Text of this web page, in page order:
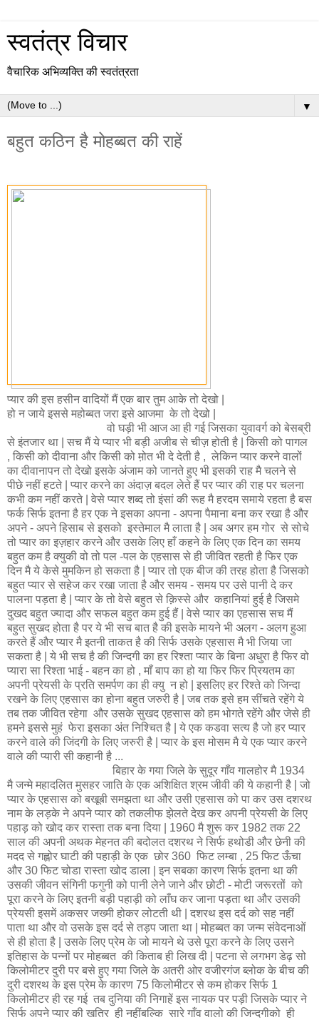
स्वतंत्र विचार
वैचारिक अभिव्यक्ति की स्वतंत्रता
▼
बहुत कठिन है मोहब्बत की राहें
प्यार की इस हसीन वादियों मैं एक बार तुम आके तो देखो |
हो न जाये इससे महोब्बत जरा इसे आजमा के तो देखो |
वो घड़ी भी आज आ ही गई जिसका युवावर्ग को बेसब्री
से इंतजार था | सच मैं ये प्यार भी बड़ी अजीब से चीज़ होती है | किसी को पागल
, किसी को दीवाना और किसी को म़ोत भी दे देती है , लेकिन प्यार करने वालों
का दीवानापन तो देखो इसके अंजाम को जानते हुए भी इसकी राह मै चलने से
पीछे नहीं हटते | प्यार करने का अंदाज़ बदल लेते हैं पर प्यार की राह पर चलना
कभी कम नहीं करते | वेसे प्यार शब्द तो इंसां की रूह मै हरदम समाये रहता है बस
फर्क सिर्फ इतना है हर एक ने इसका अपना - अपना पैमाना बना कर रखा है और
अपने - अपने हिसाब से इसको इस्तेमाल मै लाता है | अब अगर हम गोर से सोचे
तो प्यार का इज़हार करने और उसके लिए हाँ कहने के लिए एक दिन का समय
बहुत कम है क्युकी वो तो पल -पल के एहसास से ही जीवित रहती है फिर एक
दिन मै ये केसे मुमकिन हो सकता है | प्यार तो एक बीज की तरह होता है जिसको
बहुत प्यार से सहेज कर रखा जाता है और समय - समय पर उसे पानी दे कर
पालना पड़ता है | प्यार के तो वेसे बहुत से क़िस्से और कहानियां हुई है जिसमे
दुखद बहुत ज्यादा और सफल बहुत कम हुई हैं | वेसे प्यार का एहसास सच मैं
बहुत सुखद होता है पर ये भी सच बात है की इसके मायने भी अलग - अलग हुआ
करते हैं और प्यार मै इतनी ताकत है की सिर्फ उसके एहसास मै भी जिया जा
सकता है | ये भी सच है की जिन्दगी का हर रिश्ता प्यार के बिना अधुरा है फिर वो
प्यारा सा रिश्ता भाई - बहन का हो , माँ बाप का हो या फिर फिर प्रियतम का
अपनी प्रेयसी के प्रति समर्पण का ही क्यु न हो | इसलिए हर रिश्ते को जिन्दा
रखने के लिए एहसास का होना बहुत जरुरी है | जब तक इसे हम सींचते रहेंगे ये
तब तक जीवित रहेगा और उसके सुखद एहसास को हम भोगते रहेंगे और जेसे ही
हमने इससे मुहं फेरा इसका अंत निश्चित है | ये एक कडवा सत्य है जो हर प्यार
करने वाले की जिंदगी के लिए जरुरी है | प्यार के इस मोसम मै ये एक प्यार करने
वाले की प्यारी सी कहानी है ...
बिहार के गया जिले के सुदूर गाँव गालहोर मै 1934
मै जन्मे महादलित मुसहर जाति के एक अशिक्षित श्रम जीवी की ये कहानी है | जो
प्यार के एहसास को बखूबी समझता था और उसी एहसास को पा कर उस दशरथ
नाम के लड़के ने अपने प्यार को तकलीफ झेलते देख कर अपनी प्रेयसी के लिए
पहाड़ को खोद कर रास्ता तक बना दिया | 1960 मै शुरू कर 1982 तक 22
साल की अपनी अथक मेहनत की बदोलत दशरथ ने सिर्फ हथोडी और छेनी की
मदद से गह्लोर घाटी की पहाड़ी के एक छोर 360 फिट लम्बा , 25 फिट ऊँचा
और 30 फिट चोडा रास्ता खोद डाला | इन सबका कारण सिर्फ इतना था की
उसकी जीवन संगिनी फगुनी को पानी लेने जाने और छोटी - मोटी जरूरतों को
पूरा करने के लिए इतनी बड़ी पहाड़ी को लाँघ कर जाना पड़ता था और उसकी
प्रेयसी इसमें अकसर जख्मी होकर लोटती थी | दशरथ इस दर्द को सह नहीं
पाता था और वो उसके इस दर्द से तड़प जाता था | मोहब्बत का जन्म संवेदनाओं
से ही होता है | उसके लिए प्रेम के जो मायने थे उसे पूरा करने के लिए उसने
इतिहास के पन्नों पर मोहब्बत की किताब ही लिख दी | पटना से लगभग डेढ़ सो
किलोमीटर दुरी पर बसे हुए गया जिले के अतरी ओर वजीरगंज ब्लोक के बीच की
दुरी दशरथ के इस प्रेम के कारण 75 किलोमीटर से कम होकर सिर्फ 1
किलोमीटर ही रह गई तब दुनिया की निगाहें इस नायक पर पड़ी जिसके प्यार ने
सिर्फ अपने प्यार की खतिर ही नहींबल्कि सारे गाँव वालो की जिन्दगीको ही